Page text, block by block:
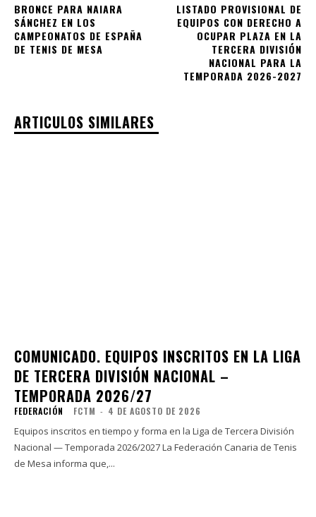
BRONCE PARA NAIARA
SÁNCHEZ EN LOS
CAMPEONATOS DE ESPAÑA
DE TENIS DE MESA
LISTADO PROVISIONAL DE
EQUIPOS CON DERECHO A
OCUPAR PLAZA EN LA
TERCERA DIVISIÓN
NACIONAL PARA LA
TEMPORADA 2026-2027
ARTICULOS SIMILARES
COMUNICADO. EQUIPOS INSCRITOS EN LA LIGA
DE TERCERA DIVISIÓN NACIONAL –
TEMPORADA 2026/27
FEDERACIÓN FCTM - 4 DE AGOSTO DE 2026
Equipos inscritos en tiempo y forma en la Liga de Tercera División
Nacional — Temporada 2026/2027 La Federación Canaria de Tenis
de Mesa informa que,...